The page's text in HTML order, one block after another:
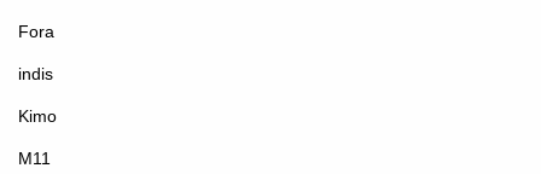
Fora
indis
Kimo
M11